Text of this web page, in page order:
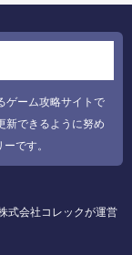
ゲーム攻略サイトで
新できるように努め
です。
式会社コレックが運営